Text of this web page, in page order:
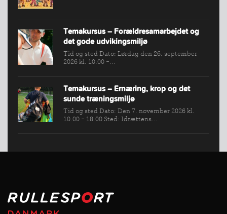
Temakursus – Forældresamarbejdet og
det gode udvikingsmiljø
Tid og sted Dato: Lørdag den 26. september
2026 kl. 10.00 -...
Temakursus – Ernæring, krop og det
sunde træningsmiljø
Tid og sted Dato: Den 7. november 2026 kl.
10.00 - 18.00 Sted: Idrættens...